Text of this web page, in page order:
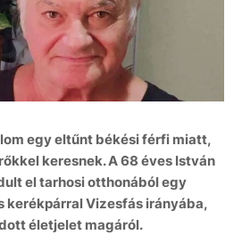
egy eltűnt békési férfi miatt,
keresnek. A 68 éves István
el tarhosi otthonából egy
kerékpárral Vizesfás irányába,
életjelet magáról.